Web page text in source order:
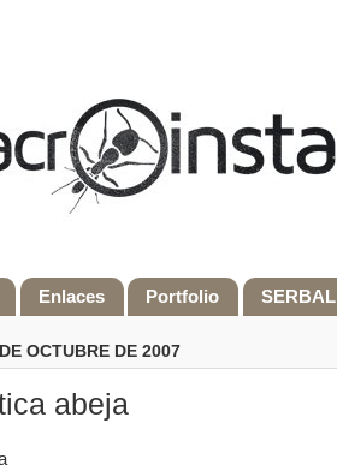
Enlaces Portfolio SERBAL
OCTUBRE DE 2007
abeja